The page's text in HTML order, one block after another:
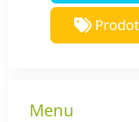
Menu